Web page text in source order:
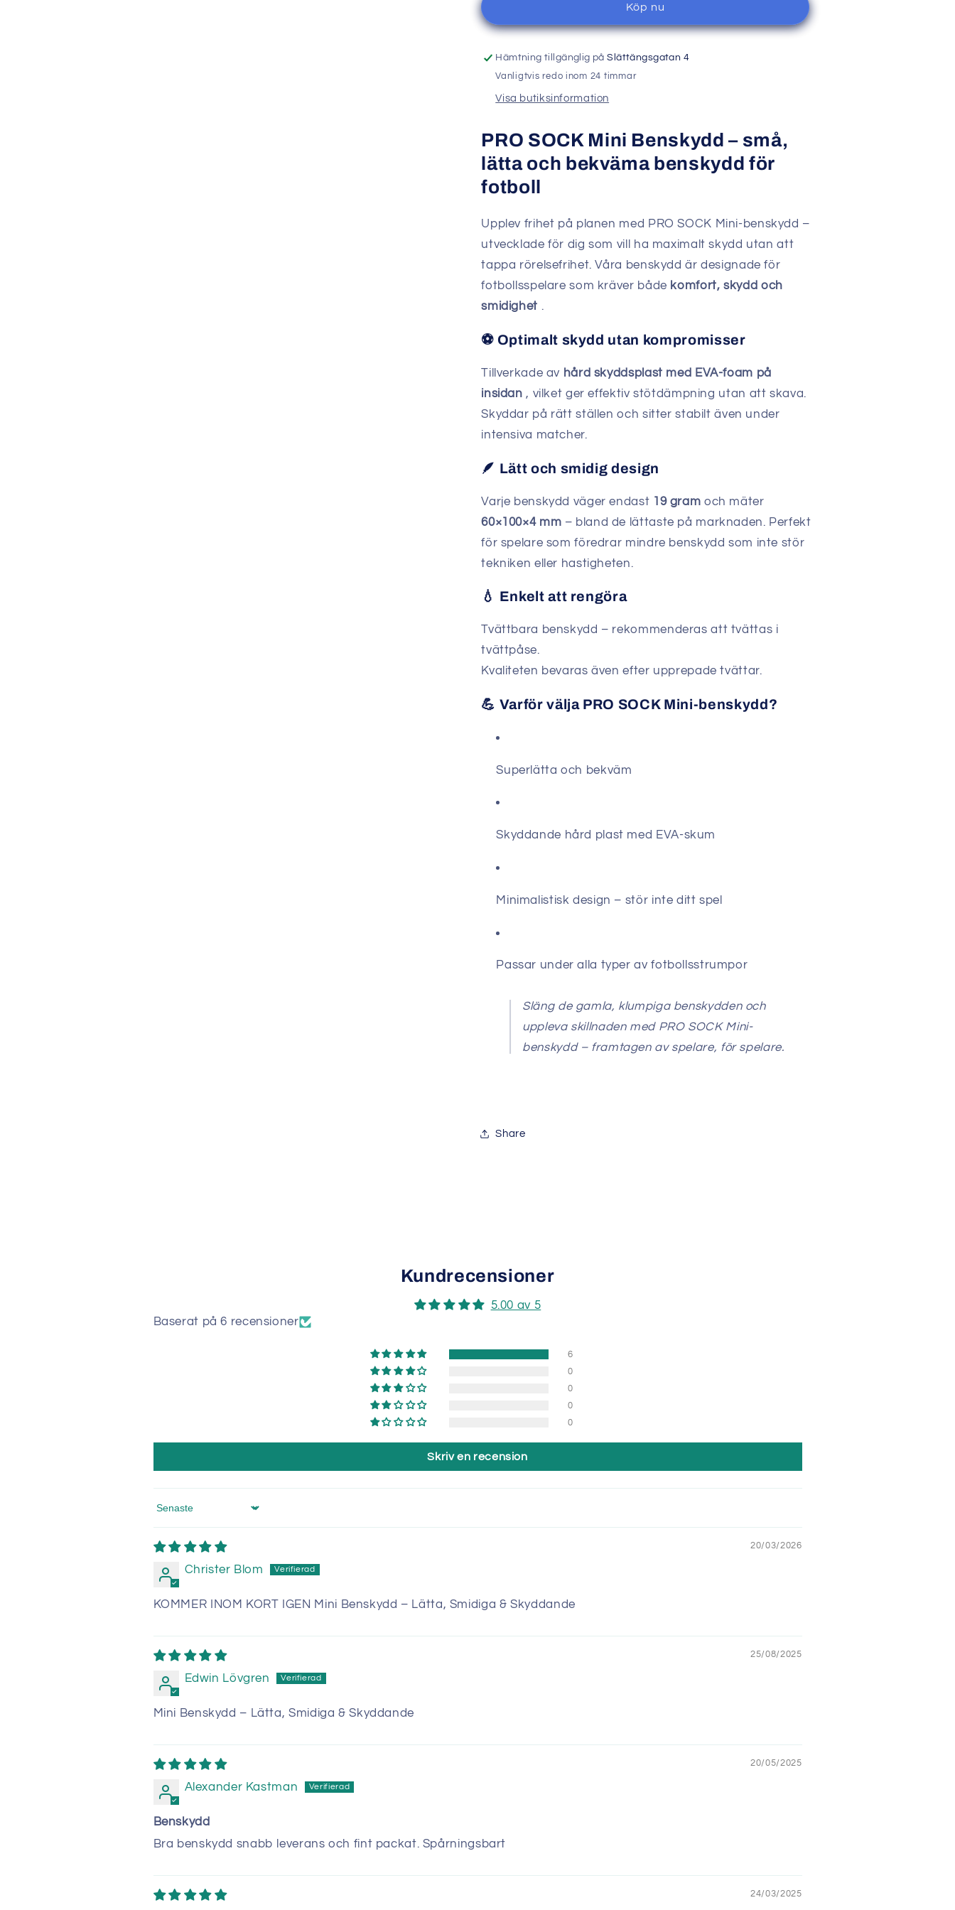
Smidiga
Skyddande
Smidiga
Skyddande
Köp nu
Hämtning tillgänglig påSlättängsgatan 4
Vanligtvis redo inom 24 timmar
Visa butiksinformation
PRO SOCK Mini Benskydd – små,
lätta och bekväma benskydd för
fotboll
Upplev frihet på planen med PRO SOCK Mini-benskydd –
utvecklade för dig som vill ha maximalt skydd utan att
tappa rörelsefrihet. Våra benskydd är designade för
fotbollsspelare som kräver både komfort, skydd och
smidighet .
⚽ Optimalt skydd utan kompromisser
Tillverkade av hård skyddsplast med EVA-foam på
insidan , vilket ger effektiv stötdämpning utan att skava.
Skyddar på rätt ställen och sitter stabilt även under
intensiva matcher.
🪶 Lätt och smidig design
Varje benskydd väger endast 19 gram och mäter
60×100×4 mm – bland de lättaste på marknaden. Perfekt
för spelare som föredrar mindre benskydd som inte stör
tekniken eller hastigheten.
💧 Enkelt att rengöra
Tvättbara benskydd – rekommenderas att tvättas i
tvättpåse.
Kvaliteten bevaras även efter upprepade tvättar.
💪 Varför välja PRO SOCK Mini-benskydd?
Superlätta och bekväm
Skyddande hård plast med EVA-skum
Minimalistisk design – stör inte ditt spel
Passar under alla typer av fotbollsstrumpor
Släng de gamla, klumpiga benskydden och
uppleva skillnaden med PRO SOCK Mini-
benskydd – framtagen av spelare, för spelare.
Share
Kundrecensioner
5.00 av 5
Baserat på 6 recensioner
6
0
0
0
0
Skriv en recension
Sort by
20/03/2026
Christer Blom
KOMMER INOM KORT IGEN Mini Benskydd – Lätta, Smidiga & Skyddande
25/08/2025
Edwin Lövgren
Mini Benskydd – Lätta, Smidiga & Skyddande
20/05/2025
Alexander Kastman
Benskydd
Bra benskydd snabb leverans och fint packat. Spårningsbart
24/03/2025